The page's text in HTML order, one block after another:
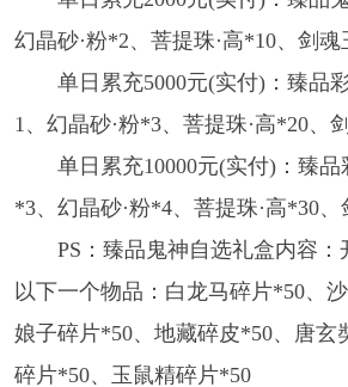
幻晶砂·粉*2、菩提珠·高*10、剑魂
单日累充5000元(实付)：臻品
1、幻晶砂·粉*3、菩提珠·高*20、
单日累充10000元(实付)：臻
*3、幻晶砂·粉*4、菩提珠·高*30
PS：臻品鬼神自选礼盒内容
以下一个物品：白龙马碎片*50、
娘子碎片*50、地藏碎皮*50、唐玄
碎片*50、玉鼠精碎片*50